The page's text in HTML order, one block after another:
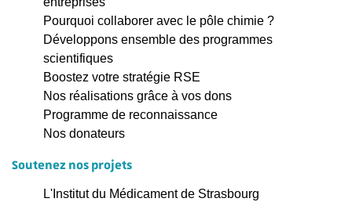
Pourquoi collaborer avec le pôle chimie ?
Développons ensemble des programmes
scientifiques
Boostez votre stratégie RSE
Nos réalisations grâce à vos dons
Programme de reconnaissance
Nos donateurs
Soutenez nos projets
L'Institut du Médicament de Strasbourg